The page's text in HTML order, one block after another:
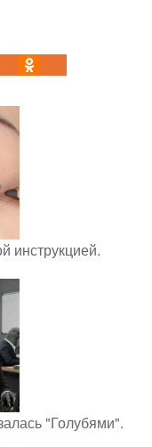
инструкцией.
"Голубями".